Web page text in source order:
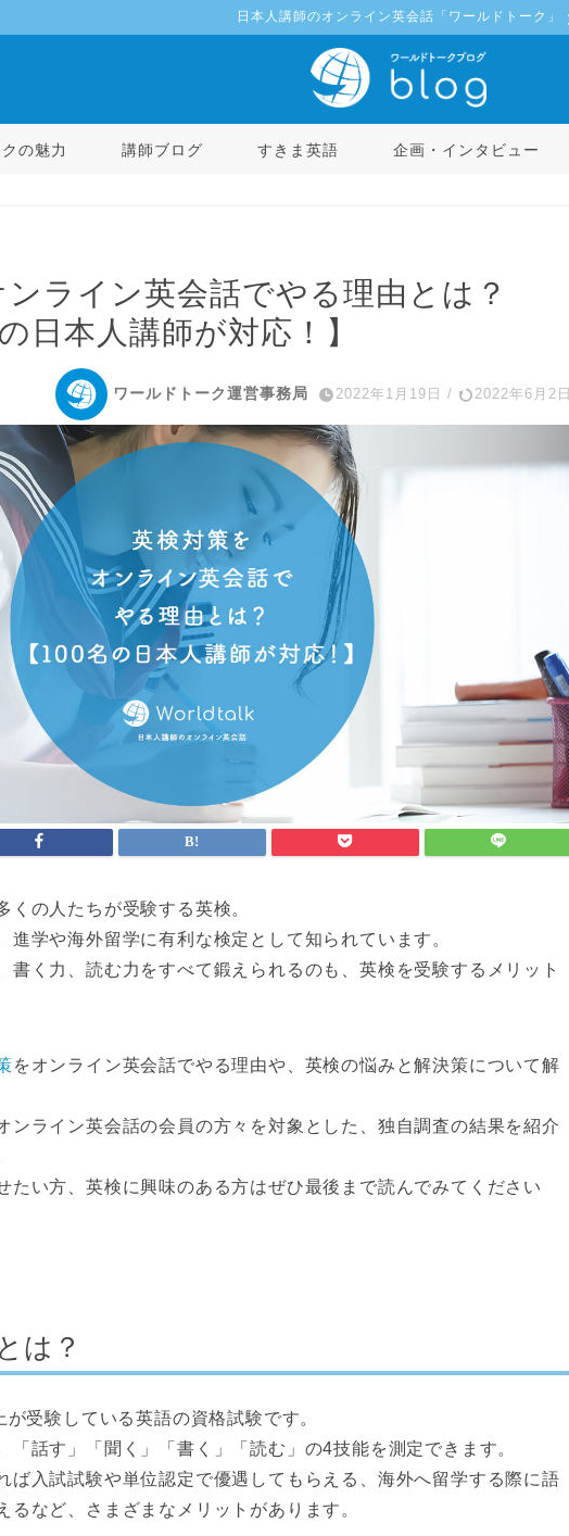
日本人講師のオンライン英会話「ワールドトーク」
の魅力 講師ブログ すきま英語 企画・インタビュー
ライン英会話でやる理由とは？
日本人講師が対応！】
ワールドトーク運営事務局 2022年1月19日 / 2022年6月2日
くの人たちが受験する英検。
進学や海外留学に有利な検定 として知られています。
書く力、読む力をすべて鍛えられるのも、英検を受験するメリット
をオンライン英会話でやる理由や、英検の悩みと解決策について解
ンライン英会話の会員の方々を対象とした、独自調査の結果を紹介
たい方、英検に興味のある方はぜひ最後まで読んでみてください
は？
受験している英語の資格試験です。
「話す」「聞く」「書く」「読む」の4技能を測定できます。
ば 入試試験や単位認定で優遇してもらえる
海外へ留学する際に語
る など、さまざまなメリットがあります。